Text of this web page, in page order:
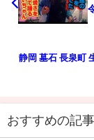
静岡 墓石 長泉町
おすすめの記事